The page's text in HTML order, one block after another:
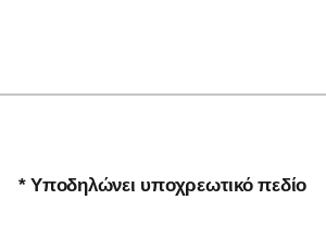
* Υποδηλώνει υποχρεωτικό πεδίο